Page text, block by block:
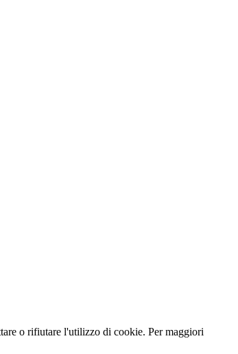
o rifiutare l'utilizzo di cookie. Per maggiori